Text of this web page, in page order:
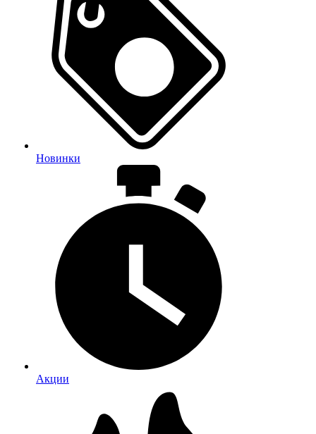
Новинки
Акции